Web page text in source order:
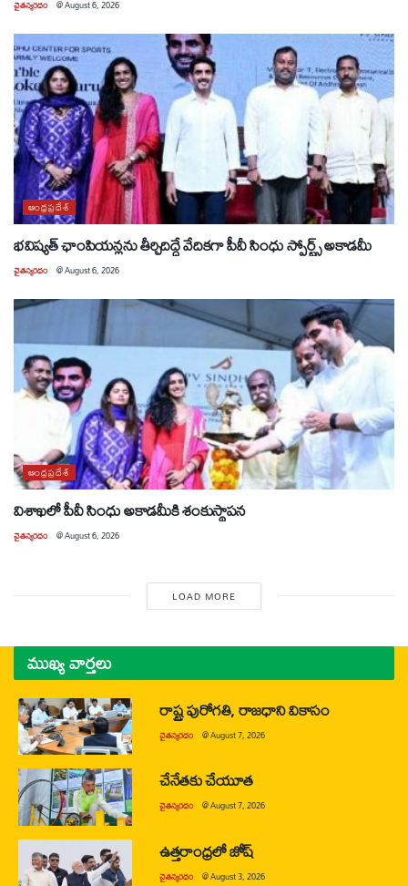
చైతన్యరధం @August 6, 2026
ఆంధ్రప్రదేశ్
భవిష్యత్ ఛాంపియన్లను తీర్చిదిద్దే వేదికగా పీవీ సింధు స్పోర్ట్స్ అకాడమీ
చైతన్యరధం @August 6, 2026
ఆంధ్రప్రదేశ్
విశాఖలో పీవీ సింధు అకాడమీకి శంకుస్థాపన
చైతన్యరధం @August 6, 2026
LOAD MORE
ముఖ్య వార్తలు
రాష్ట్ర పురోగతి, రాజధాని వికాసం
చైతన్యరధం @August 7, 2026
చేనేతకు చేయూత
చైతన్యరధం @August 7, 2026
ఉత్తరాంధ్రలో జోష్
చైతన్యరధం @August 3, 2026